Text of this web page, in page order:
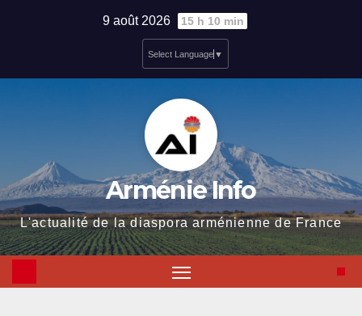
9 août 2026 15 h 10 min
Select Language ▼
Arménie Info
L'actualité de la diaspora arménienne de France